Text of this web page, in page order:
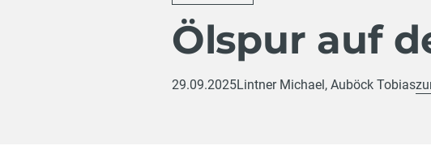
Ölspur auf
29.09.2025Lintner Michael, Auböck Tobias